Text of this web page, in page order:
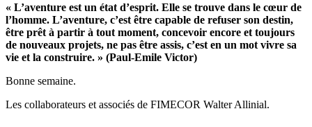
« L’aventure est un état d’esprit. Elle se trouve dans le cœur de
l’homme. L’aventure, c’est être capable de refuser son destin,
être prêt à partir à tout moment, concevoir encore et toujours
de nouveaux projets, ne pas être assis, c’est en un mot vivre sa
vie et la construire. » (Paul-Emile Victor)
Bonne semaine.
Les collaborateurs et associés de FIMECOR Walter Allinial.